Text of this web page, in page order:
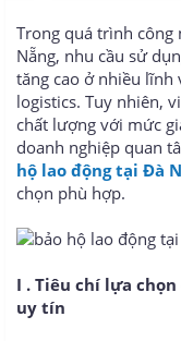
a
r
t
e
r
Trong quá trình
Nẵng, nhu cầu sử
tăng cao ở nhiều lĩnh
logistics. Tuy nhiên,
chất lượng với mức
doanh nghiệp quan
hộ lao động tại Đà
chọn phù hợp.
I . Tiêu chí lựa
uy tín